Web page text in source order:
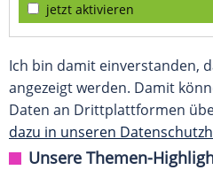
jetzt aktivieren
Ich bin damit einverstanden,
angezeigt werden. Damit
Daten an Drittplattformen
dazu in unseren
Unsere Themen-